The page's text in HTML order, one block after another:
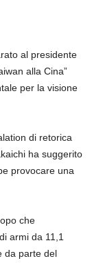
al presidente
alla Cina”
per la visione
di retorica
ha suggerito
provocare una
che
armi da 11,1
da parte del